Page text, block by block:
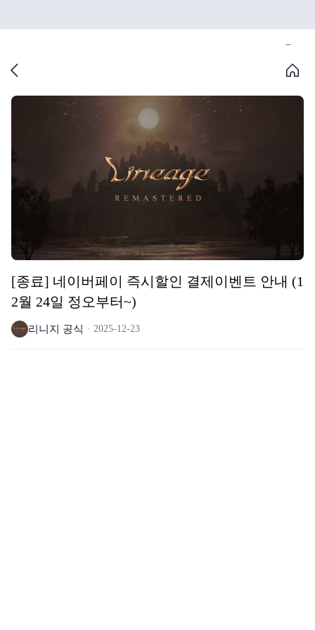
[종료] 네이버페이 즉시할인 결제이벤트 안내 (1
2월 24일 정오부터~)
리니지 공식 2025-12-23